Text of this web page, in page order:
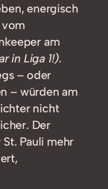
energisch
am
in Liga 1!).
– oder
– würden am
nicht
Der
Pauli mehr